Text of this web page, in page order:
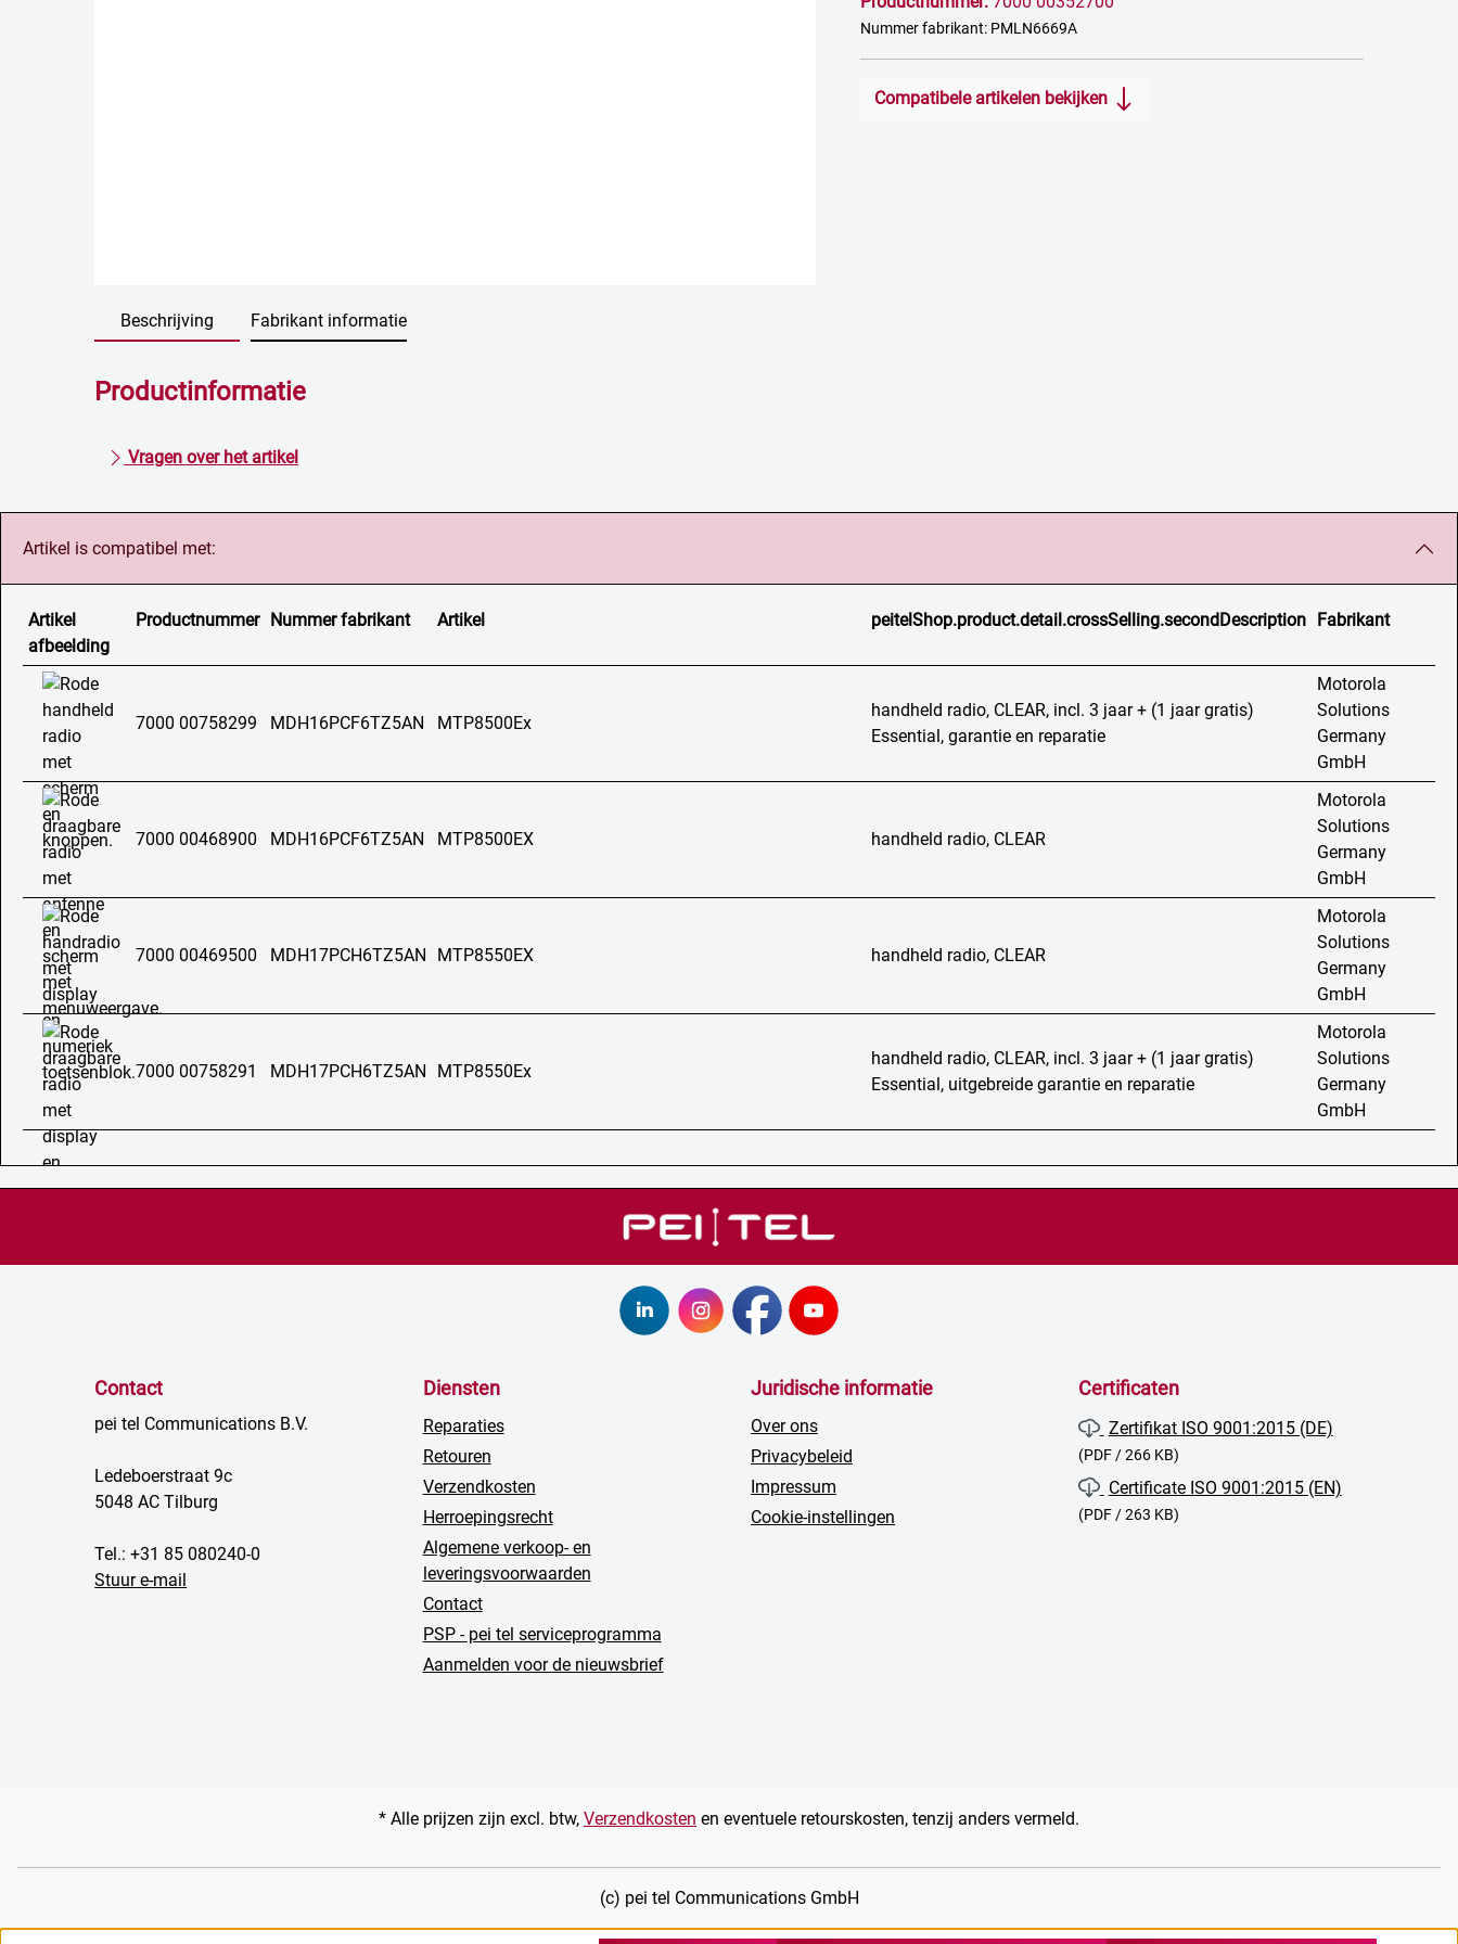
Nummer fabrikant: PMLN6669A
Compatibele artikelen bekijken
Beschrijving Fabrikant informatie
Productinformatie
Vragen over het artikel
Artikel is compatibel met:
Artikel
afbeelding
Productnummer Nummer fabrikant Artikel peitelShop.product.detail.crossSelling.secondDescription Fabrikant
7000 00758299 MDH16PCF6TZ5AN MTP8500Ex
handheld radio, CLEAR, incl. 3 jaar + (1 jaar gratis)
Essential, garantie en reparatie
Motorola
Solutions
Germany
GmbH
7000 00468900 MDH16PCF6TZ5AN MTP8500EX handheld radio, CLEAR
Motorola
Solutions
Germany
GmbH
7000 00469500 MDH17PCH6TZ5AN MTP8550EX handheld radio, CLEAR
Motorola
Solutions
Germany
GmbH
7000 00758291 MDH17PCH6TZ5AN MTP8550Ex
handheld radio, CLEAR, incl. 3 jaar + (1 jaar gratis)
Essential, uitgebreide garantie en reparatie
Motorola
Solutions
Germany
GmbH
Contact
pei tel Communications B.V.
Ledeboerstraat 9c
5048 AC Tilburg
Tel.: +31 85 080240-0
Stuur e-mail
Diensten
Reparaties
Retouren
Verzendkosten
Herroepingsrecht
Algemene verkoop- en
leveringsvoorwaarden
Contact
PSP - pei tel serviceprogramma
Aanmelden voor de nieuwsbrief
Juridische informatie
Over ons
Privacybeleid
Impressum
Cookie-instellingen
Certificaten
Zertifikat ISO 9001:2015 (DE)
(PDF / 266 KB)
Certificate ISO 9001:2015 (EN)
(PDF / 263 KB)
* Alle prijzen zijn excl. btw, Verzendkosten en eventuele retourskosten, tenzij anders vermeld.
(c) pei tel Communications GmbH